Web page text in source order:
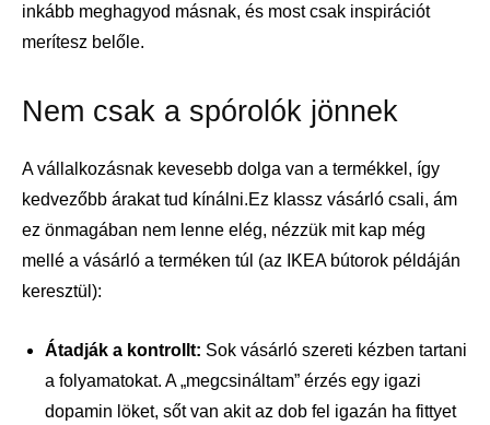
inkább meghagyod másnak, és most csak inspirációt
merítesz belőle.
Nem csak a spórolók jönnek
A vállalkozásnak kevesebb dolga van a termékkel, így
kedvezőbb árakat tud kínálni.Ez klassz vásárló csali, ám
ez önmagában nem lenne elég, nézzük mit kap még
mellé a vásárló a terméken túl (az IKEA bútorok példáján
keresztül):
Átadják a kontrollt: Sok vásárló szereti kézben tartani
a folyamatokat. A „megcsináltam” érzés egy igazi
dopamin löket, sőt van akit az dob fel igazán ha fittyet